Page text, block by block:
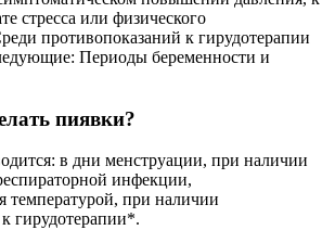
стресса или физического
противопоказаний к гирудотерапии
Периоды беременности и
пиявки?
в дни менструации, при наличии
инфекции,
температурой, при наличии
гирудотерапии*.